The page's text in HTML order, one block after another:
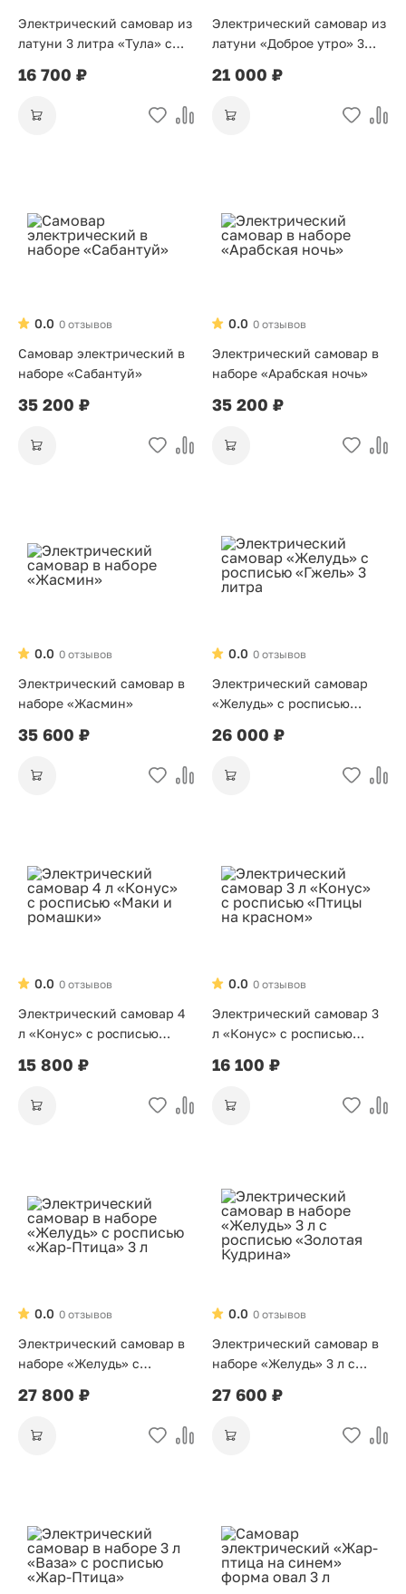
Электрический самовар из
латуни 3 литра «Тула» с
16 700 ₽
Электрический самовар из
латуни «Доброе утро» 3
21 000 ₽
0 отзывов
0.0
Самовар электрический в
наборе «Сабантуй»
35 200 ₽
0 отзывов
0.0
Электрический самовар в
наборе «Арабская ночь»
35 200 ₽
0 отзывов
0.0
Электрический самовар в
наборе «Жасмин»
35 600 ₽
0 отзывов
0.0
Электрический самовар
«Желудь» с росписью
26 000 ₽
0 отзывов
0.0
Электрический самовар 4
л «Конус» с росписью
15 800 ₽
0 отзывов
0.0
Электрический самовар 3
л «Конус» с росписью
16 100 ₽
0 отзывов
0.0
Электрический самовар в
наборе «Желудь» с
27 800 ₽
0 отзывов
0.0
Электрический самовар в
наборе «Желудь» 3 л с
Кудрина»
27 600 ₽